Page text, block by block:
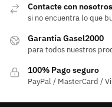
Contacte con nosotros
si no encuentra lo que
Garantía Gasel2000
para todos nuestros
100% Pago seguro
PayPal / MasterCard /